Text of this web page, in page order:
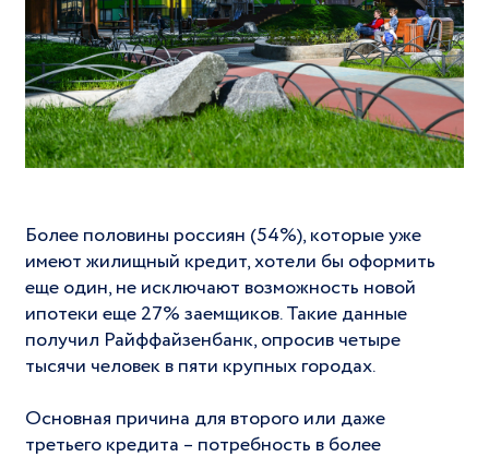
Более половины россиян (54%), которые уже
имеют жилищный кредит, хотели бы оформить
еще один, не исключают возможность новой
ипотеки еще 27% заемщиков. Такие данные
получил Райффайзенбанк, опросив четыре
тысячи человек в пяти крупных городах.
Основная причина для второго или даже
третьего кредита – потребность в более